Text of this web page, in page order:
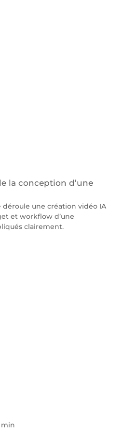
la conception d’une
une création vidéo IA
et workflow d’une
clairement.
min